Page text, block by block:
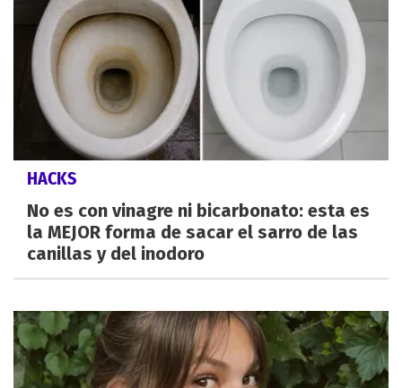
HACKS
No es con vinagre ni bicarbonato: esta es
la MEJOR forma de sacar el sarro de las
canillas y del inodoro